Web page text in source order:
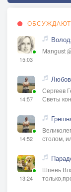
15:03
Mangust
14:57
Сергеев
Светы
14:52
столом,
13:24
Шпень